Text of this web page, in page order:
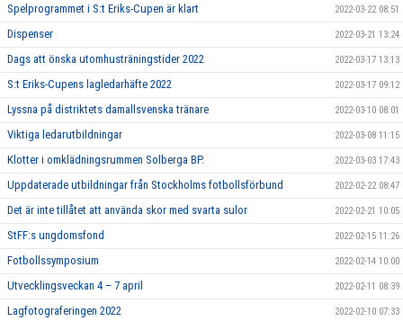
Spelprogrammet i S:t Eriks-Cupen är klart 2022-03-22 08:51
Dispenser 2022-03-21 13:24
Dags att önska utomhusträningstider 2022 2022-03-17 13:13
S:t Eriks-Cupens lagledarhäfte 2022 2022-03-17 09:12
Lyssna på distriktets damallsvenska tränare 2022-03-10 08:01
Viktiga ledarutbildningar 2022-03-08 11:15
Klotter i omklädningsrummen Solberga BP. 2022-03-03 17:43
Uppdaterade utbildningar från Stockholms fotbollsförbund 2022-02-22 08:47
Det är inte tillåtet att använda skor med svarta sulor 2022-02-21 10:05
StFF:s ungdomsfond 2022-02-15 11:26
Fotbollssymposium 2022-02-14 10:00
Utvecklingsveckan 4 – 7 april 2022-02-11 08:39
Lagfotograferingen 2022 2022-02-10 07:33